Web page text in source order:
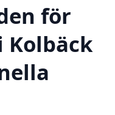
för